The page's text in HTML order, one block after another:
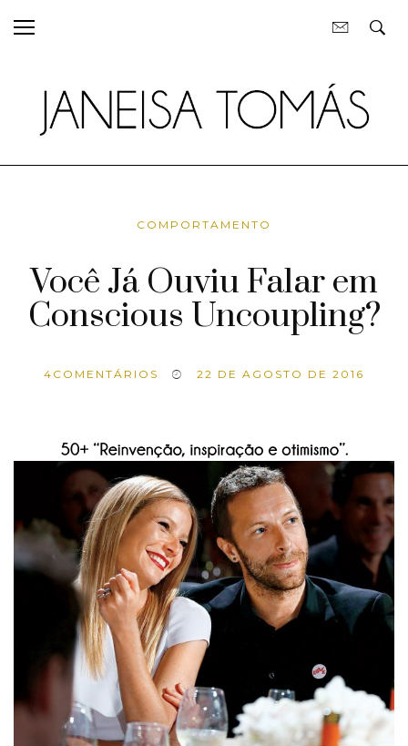
COMPORTAMENTO
Você Já Ouviu Falar em
Conscious Uncoupling?
4 COMENTÁRIOS 22 DE AGOSTO DE 2016